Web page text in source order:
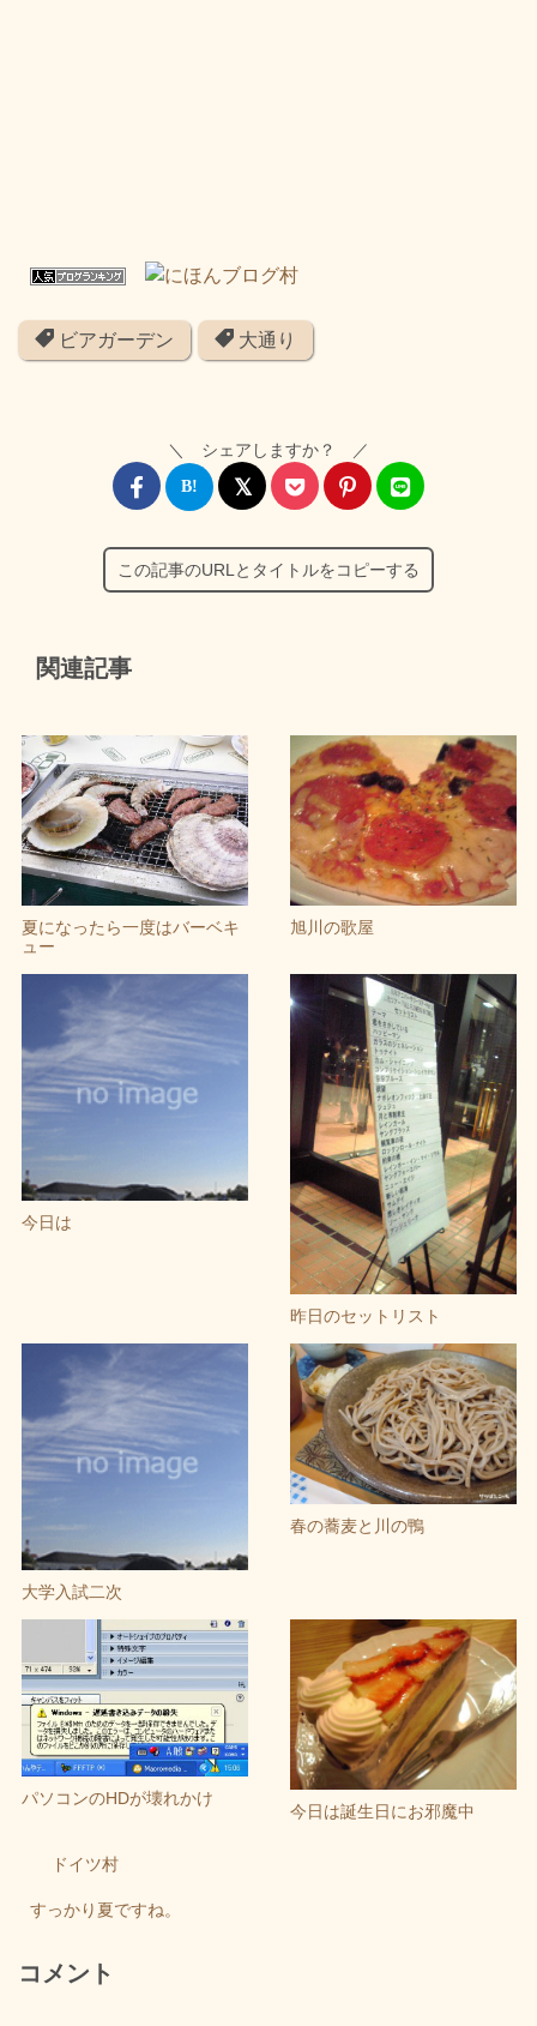
ビアガーデン 大通り
＼ シェアしますか？ ／
この記事のURLとタイトルをコピーする
関連記事
夏になったら一度はバーベキ
ュー
旭川の歌屋
今日は
昨日のセットリスト
大学入試二次
春の蕎麦と川の鴨
パソコンのHDが壊れかけ
今日は誕生日にお邪魔中
ドイツ村
すっかり夏ですね。
コメント